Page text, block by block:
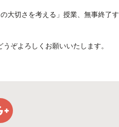
大切さを考える」授業、無事終了す
ぞよろしくお願いいたします。